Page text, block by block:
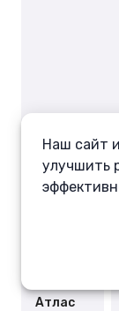
Атлас
Наш сайт
улучшить